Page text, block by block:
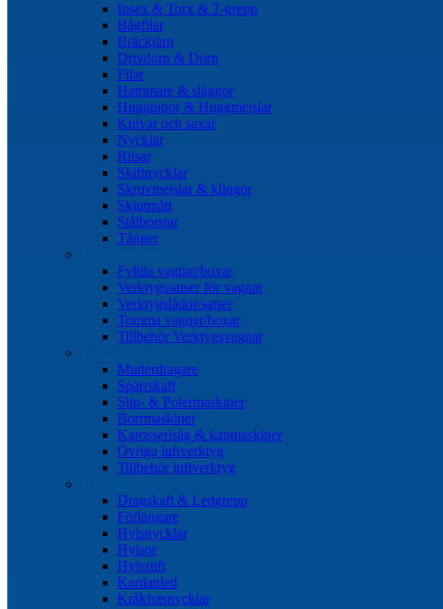
Insex & Torx & T-grepp
Bågfilar
Bräckjärn
Drivdorn & Dorn
Filar
Hammare & släggor
Huggpipor & Huggmejslar
Knivar och saxar
Nycklar
Ritsar
Skiftnycklar
Skruvmejslar & klingor
Skjutmått
Stålborstar
Tänger
Fyllda vagnar/boxar
Verktygssatser för vagnar
Verktygslådor/satser
Tomma vagnar/boxar
Tillbehör Verktygsvagnar
Mutterdragare
Spärrskaft
Slip- & Polermaskiner
Borrmaskiner
Karosserisåg & kapmaskiner
Övriga luftverktyg
Tillbehör luftverktyg
Dragskaft & Ledgrepp
Förlängare
Hylsnycklar
Hylsor
Hylsstift
Kardanled
Kråkfotsnycklar